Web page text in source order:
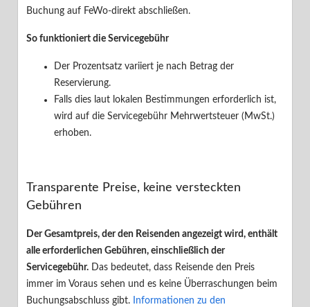
Ihr Inserat
Buchungsassistent
Unsere Partner

Infos zur Servicegebühr von FeWo-direkt
Die Servicegebühr entspricht einem Prozentsatz des vom
Reisenden bezahlten Gesamtbetrags für die Reservierung
Buchung auf FeWo-direkt abschließen.
So funktioniert die Servicegebühr
Der Prozentsatz variiert je nach Betrag der
Reservierung.
Falls dies laut lokalen Bestimmungen erforderlich ist,
wird auf die Servicegebühr Mehrwertsteuer (MwSt.)
erhoben.
Transparente Preise, keine versteckten
Gebühren
Der Gesamtpreis, der den Reisenden angezeigt wird, enthält
alle erforderlichen Gebühren, einschließlich der
Servicegebühr. Das bedeutet, dass Reisende den Preis
immer im Voraus sehen und es keine Überraschungen beim
Buchungsabschluss gibt.
Informationen zu den